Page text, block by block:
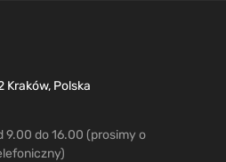
Kraków, Polska
9.00 do 16.00 (prosimy o